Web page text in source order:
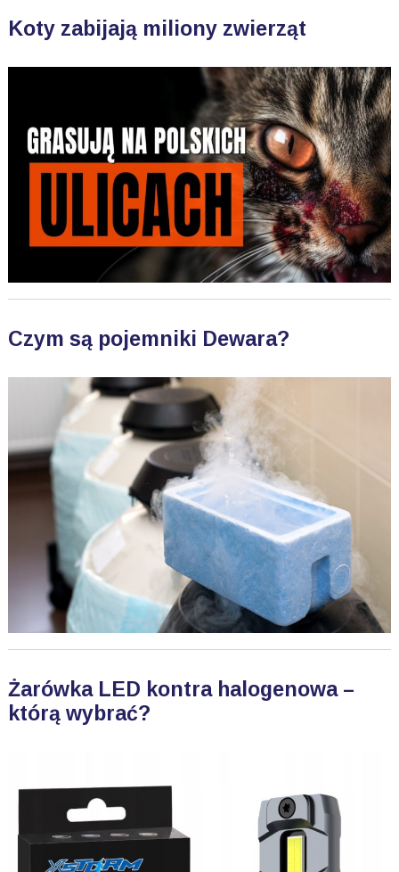
Koty zabijają miliony zwierząt
Czym są pojemniki Dewara?
Żarówka LED kontra halogenowa –
którą wybrać?